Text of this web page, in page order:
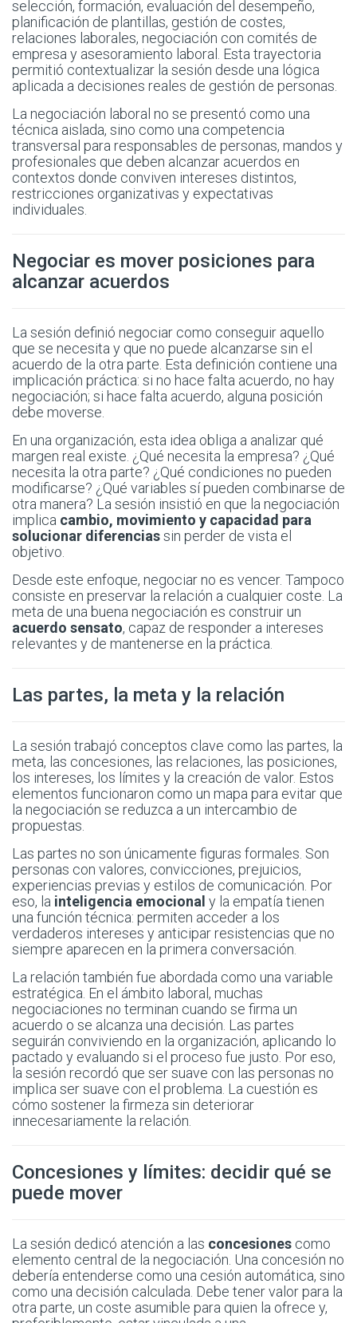
selección, formación, evaluación del desempeño,
planificación de plantillas, gestión de costes,
relaciones laborales, negociación con comités de
empresa y asesoramiento laboral. Esta trayectoria
permitió contextualizar la sesión desde una lógica
aplicada a decisiones reales de gestión de personas.
La negociación laboral no se presentó como una
técnica aislada, sino como una competencia
transversal para responsables de personas, mandos y
profesionales que deben alcanzar acuerdos en
contextos donde conviven intereses distintos,
restricciones organizativas y expectativas
individuales.
Negociar es mover posiciones para
alcanzar acuerdos
La sesión definió negociar como conseguir aquello
que se necesita y que no puede alcanzarse sin el
acuerdo de la otra parte. Esta definición contiene una
implicación práctica: si no hace falta acuerdo, no hay
negociación; si hace falta acuerdo, alguna posición
debe moverse.
En una organización, esta idea obliga a analizar qué
margen real existe. ¿Qué necesita la empresa? ¿Qué
necesita la otra parte? ¿Qué condiciones no pueden
modificarse? ¿Qué variables sí pueden combinarse de
otra manera? La sesión insistió en que la negociación
implica cambio, movimiento y capacidad para
solucionar diferenciassin perder de vista el
objetivo.
Desde este enfoque, negociar no es vencer. Tampoco
consiste en preservar la relación a cualquier coste. La
meta de una buena negociación es construir un
acuerdo sensato, capaz de responder a intereses
relevantes y de mantenerse en la práctica.
Las partes, la meta y la relación
La sesión trabajó conceptos clave como las partes, la
meta, las concesiones, las relaciones, las posiciones,
los intereses, los límites y la creación de valor. Estos
elementos funcionaron como un mapa para evitar que
la negociación se reduzca a un intercambio de
propuestas.
Las partes no son únicamente figuras formales. Son
personas con valores, convicciones, prejuicios,
experiencias previas y estilos de comunicación. Por
eso, la inteligencia emocional y la empatía tienen
una función técnica: permiten acceder a los
verdaderos intereses y anticipar resistencias que no
siempre aparecen en la primera conversación.
La relación también fue abordada como una variable
estratégica. En el ámbito laboral, muchas
negociaciones no terminan cuando se firma un
acuerdo o se alcanza una decisión. Las partes
seguirán conviviendo en la organización, aplicando lo
pactado y evaluando si el proceso fue justo. Por eso,
la sesión recordó que ser suave con las personas no
implica ser suave con el problema. La cuestión es
cómo sostener la firmeza sin deteriorar
innecesariamente la relación.
Concesiones y límites: decidir qué se
puede mover
La sesión dedicó atención a las concesiones como
elemento central de la negociación. Una concesión no
debería entenderse como una cesión automática, sino
como una decisión calculada. Debe tener valor para la
otra parte, un coste asumible para quien la ofrece y,